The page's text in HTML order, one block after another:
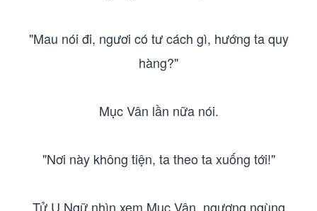
"Mau nói đi, ngươi có tư cách gì, hướng ta quy
hàng?"
Mục Vân lần nữa nói.
"Nơi này không tiện, ta theo ta xuống tới!"
Tử U Ngữ nhìn xem Mục Vân, ngượng ngùng